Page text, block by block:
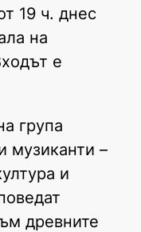
19 ч. днес
на
е
група
музиканти –
и
древните